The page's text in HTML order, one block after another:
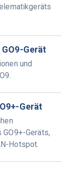
Gerät
und
Gerät
Geräts,
Hotspot.